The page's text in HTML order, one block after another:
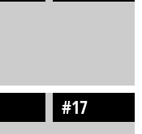
#17